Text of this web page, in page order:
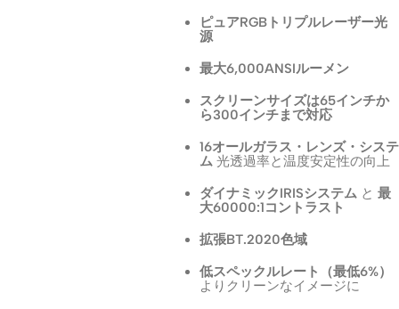
ピュアRGBトリプルレーザー光
源
最大6,000ANSIルーメン
スクリーンサイズは65インチか
ら300インチまで対応
16オールガラス・レンズ・システ
ム 光透過率と温度安定性の向上
ダイナミックIRISシステム と 最
大60000:1コントラスト
拡張BT.2020色域
低スペックルレート（最低6%）
よりクリーンなイメージに